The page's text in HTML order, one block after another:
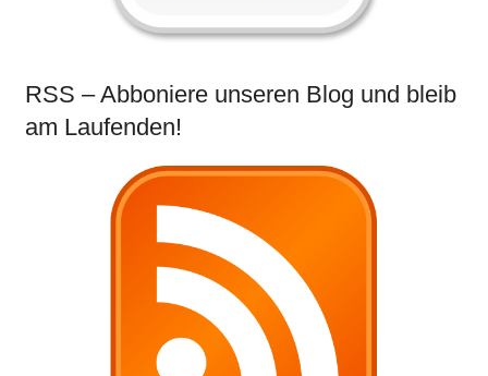
RSS – Abboniere unseren Blog und bleib
am Laufenden!